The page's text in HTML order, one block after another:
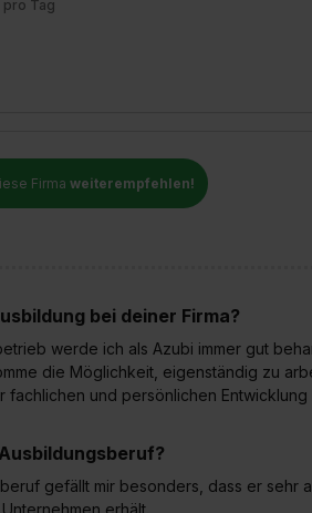
pro Tag
Firma weiterempfehlen!
bei deiner Firma?
werde ich als Azubi immer gut
die Möglichkeit, eigenständig zu
fachlichen und persönlichen Entwicklung
gefällt mir besonders, dass er sehr
erhält.